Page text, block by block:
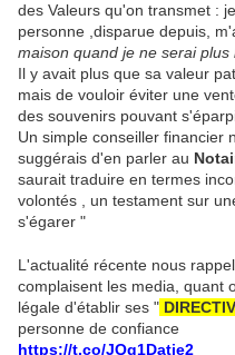
des Valeurs qu'on transmet :
personne ,disparue depuis,
maison quand je ne serai plus
Il y avait plus que sa valeur
mais de vouloir éviter une
des souvenirs pouvant
Un simple conseiller financier
suggérais d'en parler au
saurait traduire en termes
volontés , un testament sur
s'égarer "
L'actualité récente nous
complaisent les media, quant
légale d'établir ses "
personne de confiance
https://t.co/JQq1Datie2